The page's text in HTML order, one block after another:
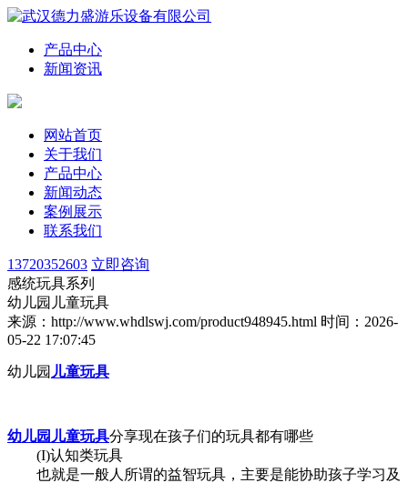
产品中心
新闻资讯
网站首页
关于我们
产品中心
新闻动态
案例展示
联系我们
13720352603 立即咨询
感统玩具系列
幼儿园儿童玩具
来源：http://www.whdlswj.com/product948945.html 时间：2026-
05-22 17:07:45
幼儿园 儿童玩具
幼儿园儿童玩具分享现在孩子们的玩具都有哪些
(I)认知类玩具
也就是一般人所谓的益智玩具，主要是能协助孩子学习及